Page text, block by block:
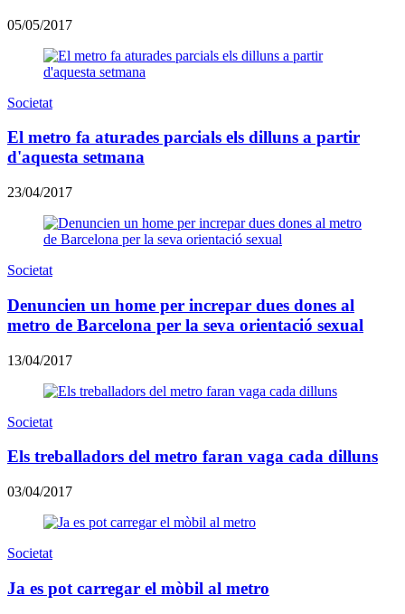
05/05/2017
Societat
El metro fa aturades parcials els dilluns a partir
d'aquesta setmana
23/04/2017
Societat
Denuncien un home per increpar dues dones al
metro de Barcelona per la seva orientació sexual
13/04/2017
Societat
Els treballadors del metro faran vaga cada dilluns
03/04/2017
Societat
Ja es pot carregar el mòbil al metro